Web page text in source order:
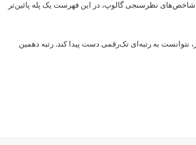
امتیاز دارد، اما به دلیل شاخص‌های نظرسنجی گالوپ، در این فهرست یک پله پائین‌تر
نتوانست به رتبه‌ای تک‌رقمی دست پیدا کند. رتبه دهمین